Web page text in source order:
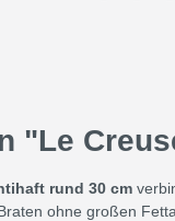
"Le
rund 30 cm
ohne großen